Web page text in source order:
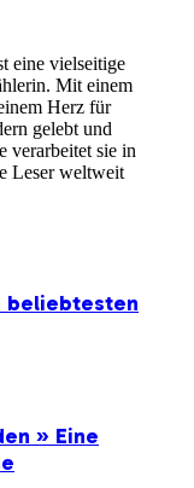
eine vielseitige
Mit einem
Herz für
gelebt und
verarbeitet sie in
Leser weltweit
beliebtesten
» Eine